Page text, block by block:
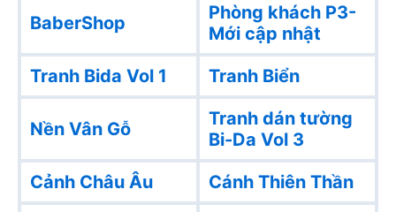
BaberShop
Phòng khách P3-
Mới cập nhật
Tranh Bida Vol 1
Tranh Biển
Nền Vân Gỗ
Tranh dán tường
Bi-Da Vol 3
Cảnh Châu Âu
Cánh Thiên Thần